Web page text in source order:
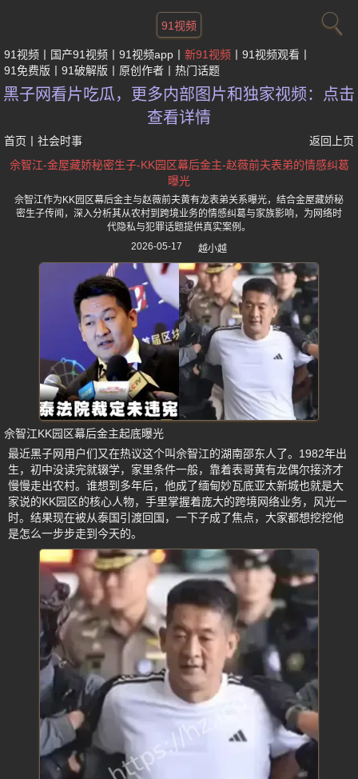
91视频
91视频 国产91视频 91视频app 新91视频
91视频观看
91免费版
91破解版 原创作者 热门话题
黑子网看片吃瓜，更多内部图片和独家视频：点击
查看详情
首页 社会时事
返回上页
佘智江-金屋藏娇秘密生子-KK园区幕后金主-赵薇前夫表弟的情感纠葛
曝光
佘智江作为KK园区幕后金主与赵薇前夫黄有龙表弟关系曝光，结合金屋藏娇秘
密生子传闻，深入分析其从农村到跨境业务的情感纠葛与家族影响，为网络时
代隐私与犯罪话题提供真实案例。
2026-05-17
越小越
佘智江KK园区幕后金主起底曝光
最近黑子网用户们又在热议这个叫佘智江的湖南邵东人了。1982年出
生，初中没读完就辍学，家里条件一般，靠着表哥黄有龙偶尔接济才
慢慢走出农村。谁想到多年后，他成了缅甸妙瓦底亚太新城也就是大
家说的KK园区的核心人物，手里掌握着庞大的跨境网络业务，风光一
时。结果现在被从泰国引渡回国，一下子成了焦点，大家都想挖挖他
是怎么一步步走到今天的。